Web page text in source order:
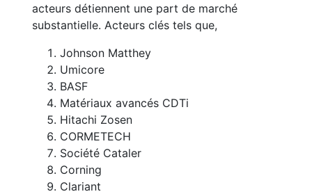
acteurs détiennent une part de marché
substantielle. Acteurs clés tels que,
Johnson Matthey
Umicore
BASF
Matériaux avancés CDTi
Hitachi Zosen
CORMETECH
Société Cataler
Corning
Clariant